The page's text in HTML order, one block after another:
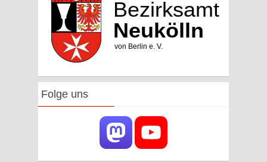
Folge uns